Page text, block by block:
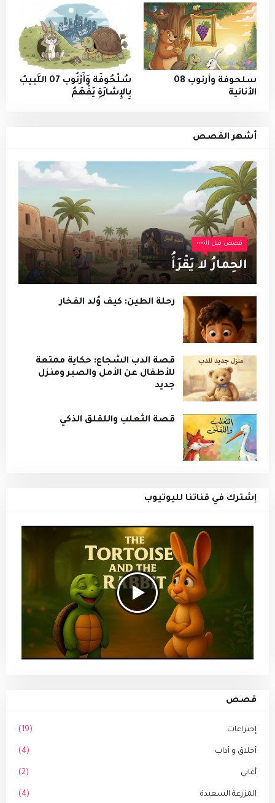
سلحوفة وأرنوب 08
الأنانية
سُلْحُوفَة وَأَرْنُوب 07 اللَّبيبُ
بِالإِشارَةِ يَفْهَمُ
أشهر القصص
قصص قبل النوم
الحِمارُ لا يَقْرَأُ
رحلة الطين: كيف وُلد الفخار
قصة الدب الشجاع: حكاية ممتعة
للأطفال عن الأمل والصبر ومنزل
جديد
قصة الثعلب واللقلق الذكي
إشترك في قناتنا لليوتيوب
قصص
إختراعات (19)
أخلاق و أداب (4)
أغاني (2)
المزرعة السعيدة (4)